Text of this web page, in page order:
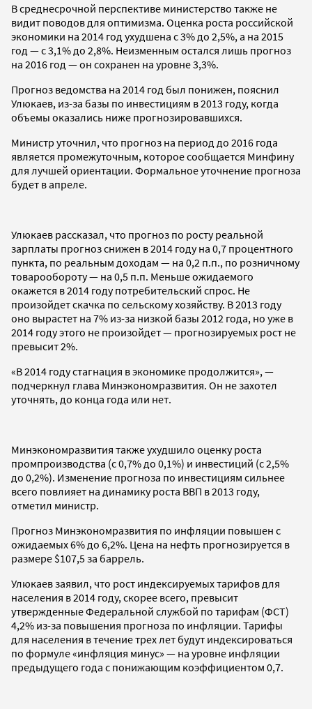
В среднесрочной перспективе министерство также не
видит поводов для оптимизма. Оценка роста российской
экономики на 2014 год ухудшена с 3% до 2,5%, а на 2015
год — с 3,1% до 2,8%. Неизменным остался лишь прогноз
на 2016 год — он сохранен на уровне 3,3%.
Прогноз ведомства на 2014 год был понижен, пояснил
Улюкаев, из-за базы по инвестициям в 2013 году, когда
объемы оказались ниже прогнозировавшихся.
Министр уточнил, что прогноз на период до 2016 года
является промежуточным, которое сообщается Минфину
для лучшей ориентации. Формальное уточнение прогноза
будет в апреле.
Улюкаев рассказал, что прогноз по росту реальной
зарплаты прогноз снижен в 2014 году на 0,7 процентного
пункта, по реальным доходам — на 0,2 п.п., по розничному
товарообороту — на 0,5 п.п. Меньше ожидаемого
окажется в 2014 году потребительский спрос. Не
произойдет скачка по сельскому хозяйству. В 2013 году
оно вырастет на 7% из-за низкой базы 2012 года, но уже в
2014 году этого не произойдет — прогнозируемых рост не
превысит 2%.
«В 2014 году стагнация в экономике продолжится», —
подчеркнул глава Минэкономразвития. Он не захотел
уточнять, до конца года или нет.
Минэкономразвития также ухудшило оценку роста
промпроизводства (с 0,7% до 0,1%) и инвестиций (с 2,5%
до 0,2%). Изменение прогноза по инвестициям сильнее
всего повлияет на динамику роста ВВП в 2013 году,
отметил министр.
Прогноз Минэкономразвития по инфляции повышен с
ожидаемых 6% до 6,2%. Цена на нефть прогнозируется в
размере $107,5 за баррель.
Улюкаев заявил, что рост индексируемых тарифов для
населения в 2014 году, скорее всего, превысит
утвержденные Федеральной службой по тарифам (ФСТ)
4,2% из-за повышения прогноза по инфляции. Тарифы
для населения в течение трех лет будут индексироваться
по формуле «инфляция минус» — на уровне инфляции
предыдущего года с понижающим коэффициентом 0,7.